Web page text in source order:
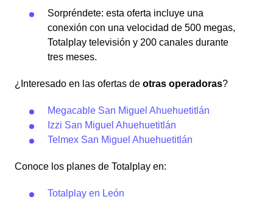
Sorpréndete: esta oferta incluye una
conexión con una velocidad de 500 megas,
Totalplay televisión y 200 canales durante
tres meses.
¿Interesado en las ofertas de otras operadoras?
Megacable San Miguel Ahuehuetitlán
Izzi San Miguel Ahuehuetitlán
Telmex San Miguel Ahuehuetitlán
Conoce los planes de Totalplay en:
Totalplay en León